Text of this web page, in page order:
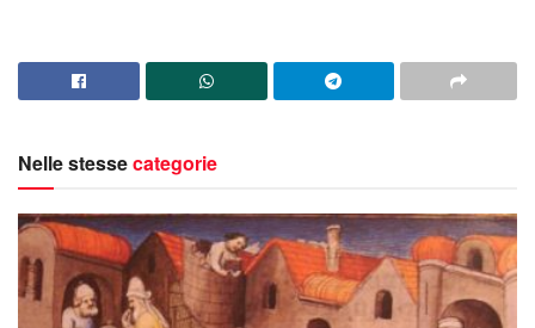
Nelle stessecategorie